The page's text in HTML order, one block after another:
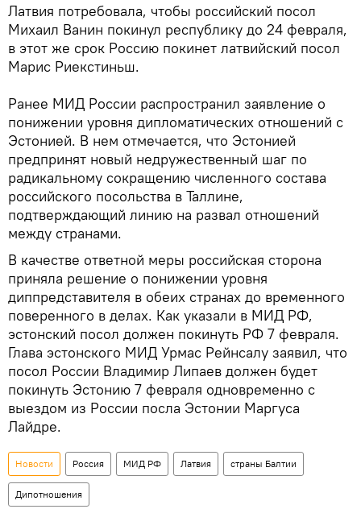
Латвия потребовала, чтобы российский посол
Михаил Ванин покинул республику до 24 февраля,
в этот же срок Россию покинет латвийский посол
Марис Риекстиньш.
Ранее МИД России распространил заявление о
понижении уровня дипломатических отношений с
Эстонией. В нем отмечается, что Эстонией
предпринят новый недружественный шаг по
радикальному сокращению численного состава
российского посольства в Таллине,
подтверждающий линию на развал отношений
между странами.
В качестве ответной меры российская сторона
приняла решение о понижении уровня
диппредставителя в обеих странах до временного
поверенного в делах. Как указали в МИД РФ,
эстонский посол должен покинуть РФ 7 февраля.
Глава эстонского МИД Урмас Рейнсалу заявил, что
посол России Владимир Липаев должен будет
покинуть Эстонию 7 февраля одновременно с
выездом из России посла Эстонии Маргуса
Лайдре.
Новости Россия МИД РФ Латвия страны Балтии
Дипотношения